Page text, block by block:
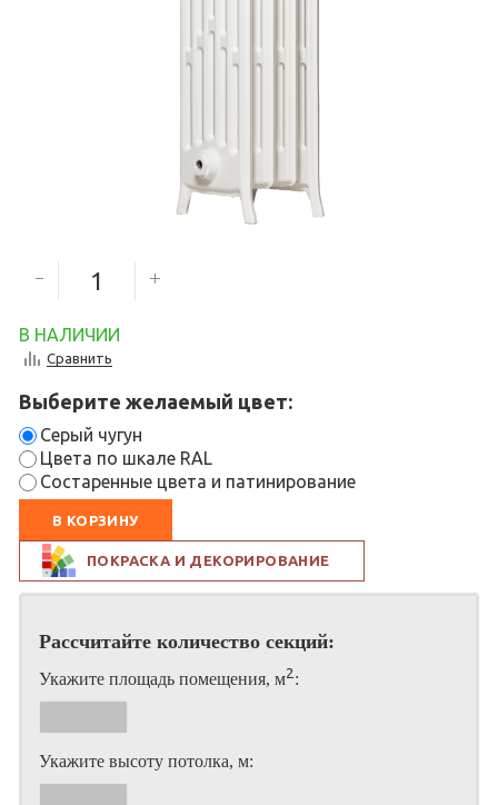
В НАЛИЧИИ
Сравнить
Выберите желаемый цвет:
Серый чугун
Цвета по шкале RAL
Состаренные цвета и патинирование
В КОРЗИНУ
ПОКРАСКА И ДЕКОРИРОВАНИЕ
Рассчитайте количество секций:
Укажите площадь помещения, м2 :
Укажите высоту потолка, м: